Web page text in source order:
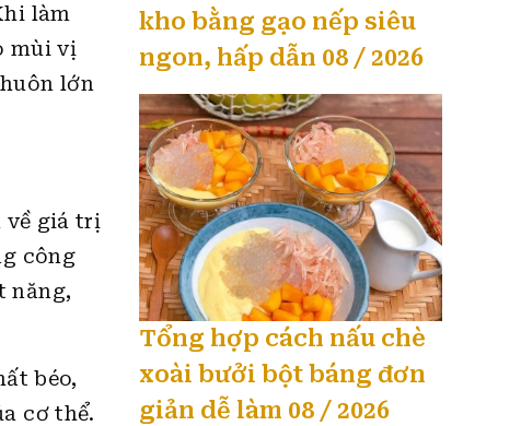
làm
mùi vị
lớn
về giá trị
công
năng,
béo,
cơ thể.
kho bằng gạo nếp siêu
ngon, hấp dẫn 08 / 2026
Tổng hợp cách nấu chè
xoài bưởi bột báng đơn
giản dễ làm 08 / 2026